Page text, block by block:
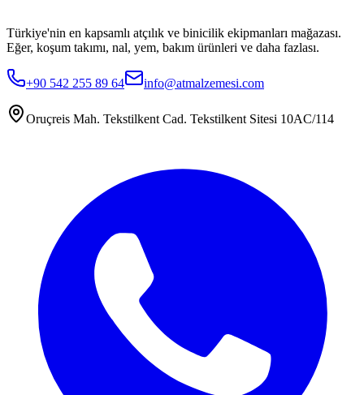
Türkiye'nin en kapsamlı atçılık ve binicilik ekipmanları mağazası.
Eğer, koşum takımı, nal, yem, bakım ürünleri ve daha fazlası.
+90 542 255 89 64 info@atmalzemesi.com
Oruçreis Mah. Tekstilkent Cad. Tekstilkent Sitesi 10AC/114